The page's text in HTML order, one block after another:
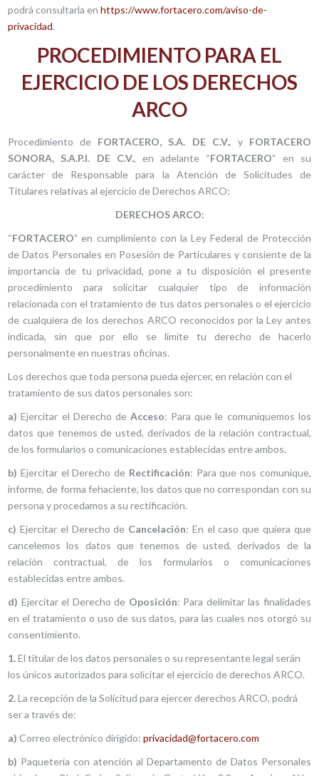
podrá consultarla enhttps://www.fortacero.com/aviso-de-
privacidad.
PROCEDIMIENTO PARA EL
EJERCICIO DE LOS DERECHOS
ARCO
Procedimiento de FORTACERO, S.A. DE C.V., y FORTACERO
SONORA, S.A.P.I. DE C.V., en adelante “FORTACERO” en su
carácter de Responsable para la Atención de Solicitudes de
Titulares relativas al ejercicio de Derechos ARCO:
DERECHOS ARCO:
“FORTACERO” en cumplimiento con la Ley Federal de Protección
de Datos Personales en Posesión de Particulares y consiente de la
importancia de tu privacidad, pone a tu disposición el presente
procedimiento para solicitar cualquier tipo de información
relacionada con el tratamiento de tus datos personales o el ejercicio
de cualquiera de los derechos ARCO reconocidos por la Ley antes
indicada, sin que por ello se limite tu derecho de hacerlo
personalmente en nuestras oficinas.
Los derechos que toda persona pueda ejercer, en relación con el
tratamiento de sus datos personales son:
a) Ejercitar el Derecho de Acceso: Para que le comuniquemos los
datos que tenemos de usted, derivados de la relación contractual,
de los formularios o comunicaciones establecidas entre ambos.
b) Ejercitar el Derecho de Rectificación: Para que nos comunique,
informe, de forma fehaciente, los datos que no correspondan con su
persona y procedamos a su rectificación.
c) Ejercitar el Derecho de Cancelación: En el caso que quiera que
cancelemos los datos que tenemos de usted, derivados de la
relación contractual, de los formularios o comunicaciones
establecidas entre ambos.
d) Ejercitar el Derecho de Oposición: Para delimitar las finalidades
en el tratamiento o uso de sus datos, para las cuales nos otorgó su
consentimiento.
1.El titular de los datos personales o su representante legal serán
los únicos autorizados para solicitar el ejercicio de derechos ARCO.
2.La recepción de la Solicitud para ejercer derechos ARCO, podrá
ser a través de:
a) Correo electrónico dirigido:privacidad@fortacero.com
b) Paquetería con atención al Departamento de Datos Personales